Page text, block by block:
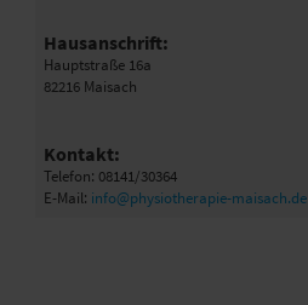
Hausanschrift:
Hauptstraße 16a
82216 Maisach
Kontakt:
Telefon: 08141/30364
E-Mail: info@physiotherapie-maisach.de